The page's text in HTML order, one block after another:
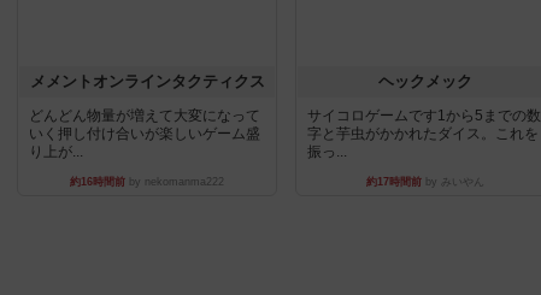
メメントオンラインタクティクス
どんどん物量が増えて大変になって
いく押し付け合いが楽しいゲーム盛
り上が...
約16時間前 by nekomanma222
ヘックメック
サイコロゲームです1から5までの数
字と芋虫がかかれたダイス。これを
振っ...
約17時間前 by みいやん